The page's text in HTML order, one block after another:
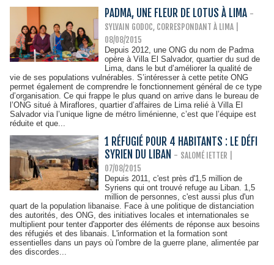
PADMA, UNE FLEUR DE LOTUS À LIMA -
SYLVAIN GODOC, CORRESPONDANT À LIMA
08/08/2015
Depuis 2012, une ONG du nom de Padma
opère à Villa El Salvador, quartier du sud de
Lima, dans le but d’améliorer la qualité de
vie de ses populations vulnérables. S’intéresser à cette petite ONG
permet également de comprendre le fonctionnement général de ce type
d’organisation. Ce qui frappe le plus quand on arrive dans le bureau de
l’ONG situé à Miraflores, quartier d’affaires de Lima relié à Villa El
Salvador via l’unique ligne de métro liménienne, c’est que l’équipe est
réduite et que...
1 RÉFUGIÉ POUR 4 HABITANTS : LE DÉFI
SYRIEN DU LIBAN - SALOMÉ IETTER
07/08/2015
Depuis 2011, c'est près d'1,5 million de
Syriens qui ont trouvé refuge au Liban. 1,5
million de personnes, c'est aussi plus d'un
quart de la population libanaise. Face à une politique de distanciation
des autorités, des ONG, des initiatives locales et internationales se
multiplient pour tenter d'apporter des éléments de réponse aux besoins
des réfugiés et des libanais. L'information et la formation sont
essentielles dans un pays où l'ombre de la guerre plane, alimentée par
des discordes...